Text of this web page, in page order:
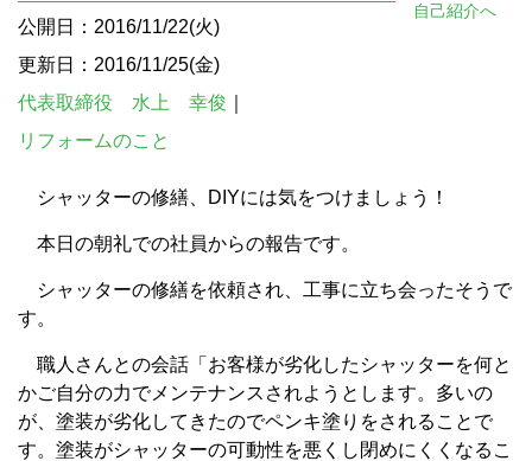
自己紹介へ
公開日：2016/11/22(火)
更新日：2016/11/25(金)
代表取締役 水上 幸俊
リフォームのこと
シャッターの修繕、DIYには気をつけましょう！
本日の朝礼での社員からの報告です。
シャッターの修繕を依頼され、工事に立ち会ったそうで
す。
職人さんとの会話「お客様が劣化したシャッターを何と
かご自分の力でメンテナンスされようとします。多いの
が、塗装が劣化してきたのでペンキ塗りをされることで
す。塗装がシャッターの可動性を悪くし閉めにくくなるこ